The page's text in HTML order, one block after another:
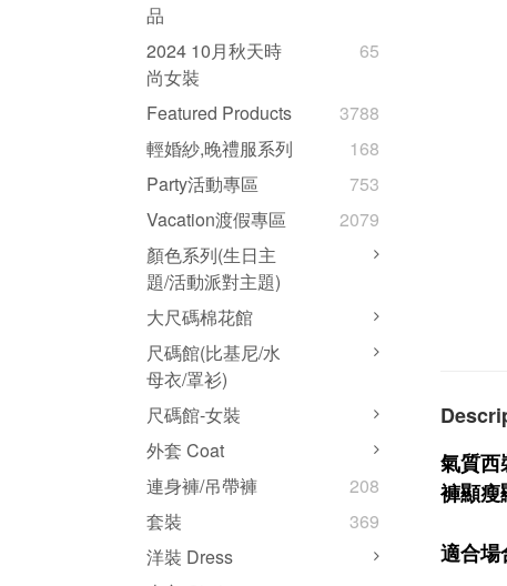
品
2024 10月秋天時
尚女裝
65
Featured Products
3788
輕婚紗,晚禮服系列
168
Party活動專區
753
Vacation渡假專區
2079
顏色系列(生日主
題/活動派對主題)
大尺碼棉花館
尺碼館(比基尼/水
母衣/罩衫)
尺碼館-女裝
外套 Coat
連身褲/吊帶褲
208
套裝
369
洋裝 Dress
氣質西
褲顯瘦
適合場